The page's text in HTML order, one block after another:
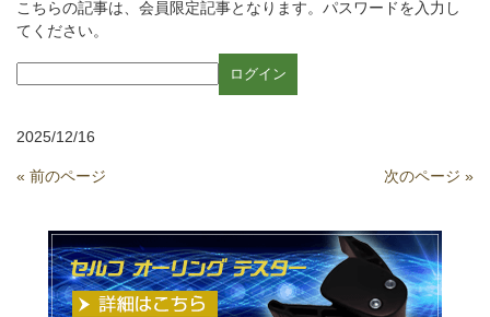
こちらの記事は、会員限定記事となります。パスワードを入力し
てください。
2025/12/16
« 前のページ 次のページ »